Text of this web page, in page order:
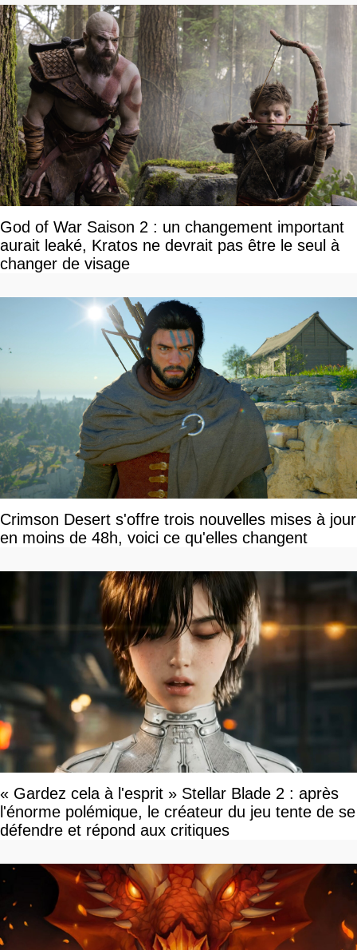
God of War Saison 2 : un changement important
aurait leaké, Kratos ne devrait pas être le seul à
changer de visage
Crimson Desert s'offre trois nouvelles mises à jour
en moins de 48h, voici ce qu'elles changent
« Gardez cela à l'esprit » Stellar Blade 2 : après
l'énorme polémique, le créateur du jeu tente de se
défendre et répond aux critiques